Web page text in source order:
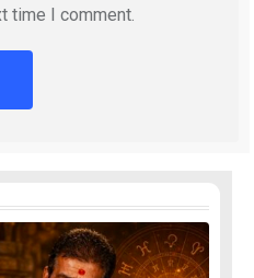
time I comment.